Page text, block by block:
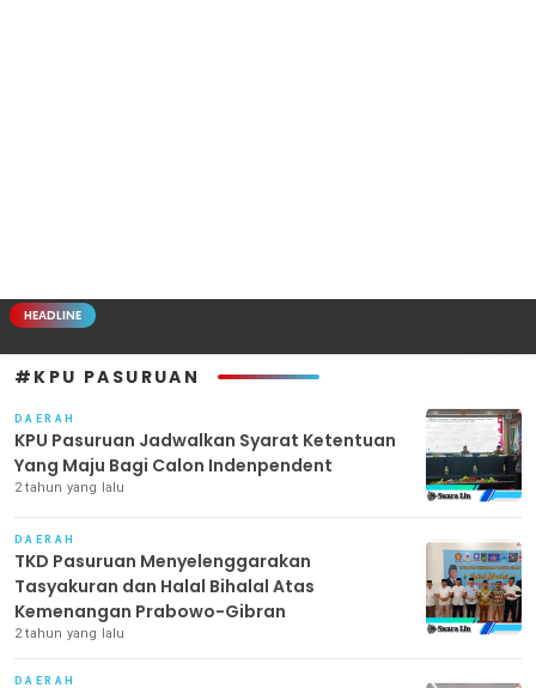
HEADLINE
#KPU PASURUAN
DAERAH
KPU Pasuruan Jadwalkan Syarat Ketentuan
Yang Maju Bagi Calon Indenpendent
2 tahun yang lalu
DAERAH
TKD Pasuruan Menyelenggarakan
Tasyakuran dan Halal Bihalal Atas
Kemenangan Prabowo-Gibran
2 tahun yang lalu
DAERAH